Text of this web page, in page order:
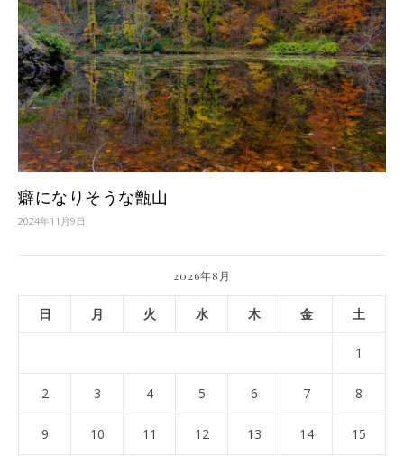
癖になりそうな甑山
2024年11月9日
2026年8月
日 月 火 水 木 金 土
1
2 3 4 5 6 7 8
9 10 11 12 13 14 15